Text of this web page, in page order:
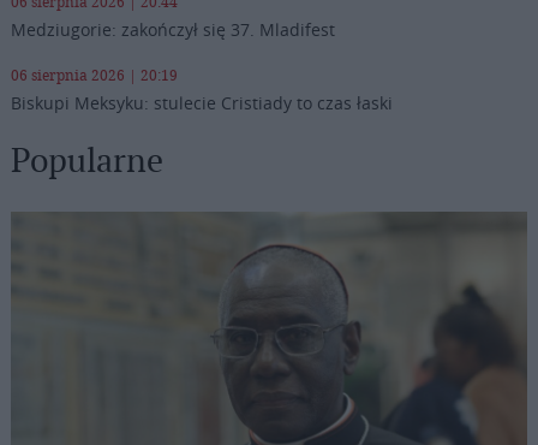
Medziugorie: zakończył się 37. Mladifest
06 sierpnia 2026 | 20:19
Biskupi Meksyku: stulecie Cristiady to czas łaski
Popularne